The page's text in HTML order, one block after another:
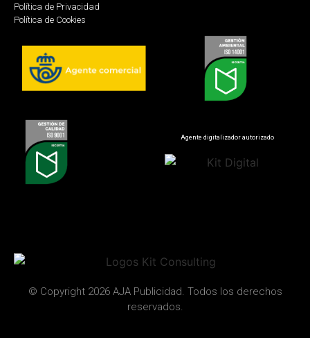
Política de Privacidad
Política de Cookies
Agente digitalizador autorizado
© Copyright 2026 AJA Publicidad. Todos los derechos
reservados.